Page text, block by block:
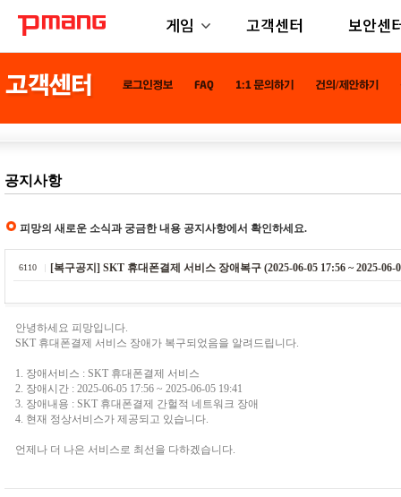
게임 고객센터 보안센
공지사항
피망의 새로운 소식과 궁금한 내용 공지사항에서 확인하세요.
6110 [복구공지] SKT 휴대폰결제 서비스 장애복구 (2025-06-05 17:56 ~ 2025-06-
안녕하세요 피망입니다.
SKT 휴대폰결제 서비스 장애가 복구되었음을 알려드립니다.
1. 장애서비스 : SKT 휴대폰결제 서비스
2. 장애시간 : 2025-06-05 17:56 ~ 2025-06-05 19:41
3. 장애내용 : SKT 휴대폰결제 간헐적 네트워크 장애
4. 현재 정상서비스가 제공되고 있습니다.
언제나 더 나은 서비스로 최선을 다하겠습니다.